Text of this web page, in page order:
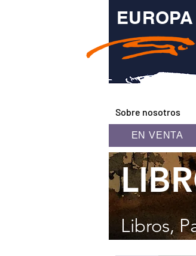
EUROPA
Sobre nosotros
EN VENTA
Libros,